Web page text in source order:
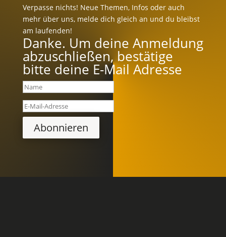
Verpasse nichts! Neue Themen, Infos oder auch
mehr über uns, melde dich gleich an und du bleibst
am laufenden!
Danke. Um deine Anmeldung
abzuschließen, bestätige
bitte deine E-Mail Adresse
Abonnieren